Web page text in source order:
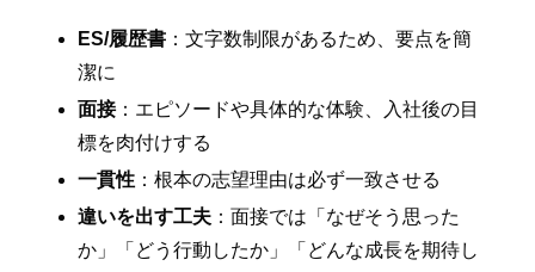
ES/履歴書 ：文字数制限があるため、要点を簡
潔に
面接：エピソードや具体的な体験、入社後の目
標を肉付けする
一貫性 ：根本の志望理由は必ず一致させる
違いを出す工夫 ：面接では「なぜそう思った
か」「どう行動したか」「どんな成長を期待し